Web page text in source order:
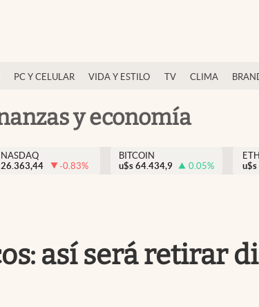
PC Y CELULAR VIDA Y ESTILO TV CLIMA
y economía
NASDAQ
26.363,44
-0.83%
BITCOIN
u$s 64.434,9 0.05%
u$s
así será retirar